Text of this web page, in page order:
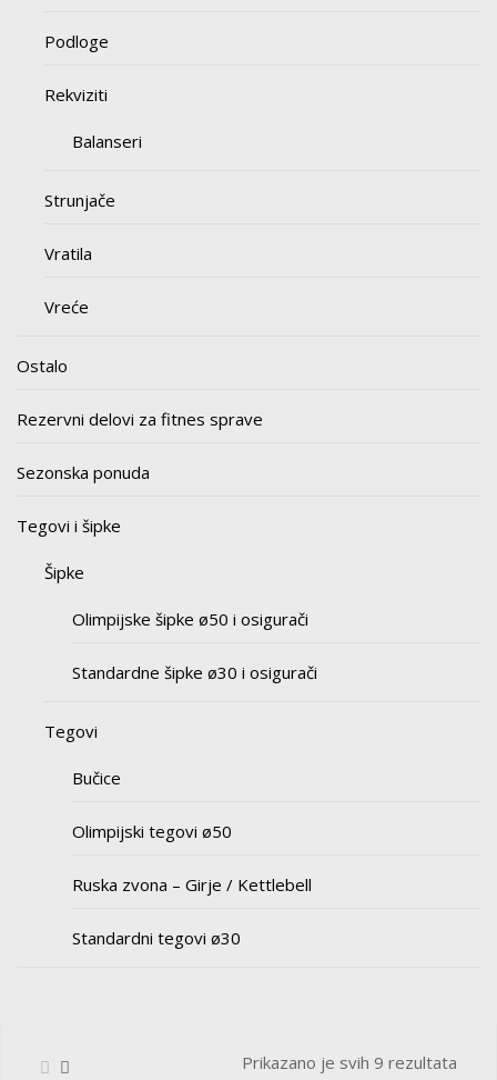
Podloge
Rekviziti
Balanseri
Strunjače
Vratila
Vreće
Ostalo
Rezervni delovi za fitnes sprave
Sezonska ponuda
Tegovi i šipke
Šipke
Olimpijske šipke ø50 i osigurači
Standardne šipke ø30 i osigurači
Tegovi
Bučice
Olimpijski tegovi ø50
Ruska zvona – Girje / Kettlebell
Standardni tegovi ø30
Prikazano je svih 9 rezultata